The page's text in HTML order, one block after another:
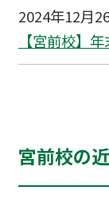
2024年12月
【宮前校】
宮前校の